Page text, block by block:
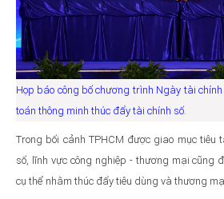
Họp báo công bố chương trình Ngày tài
toán thông minh thúc đẩy tài chính số.
Trong bối cảnh TPHCM được giao mục tiêu
số, lĩnh vực công nghiệp - thương mại cũng
cụ thể nhằm thúc đẩy tiêu dùng và thương